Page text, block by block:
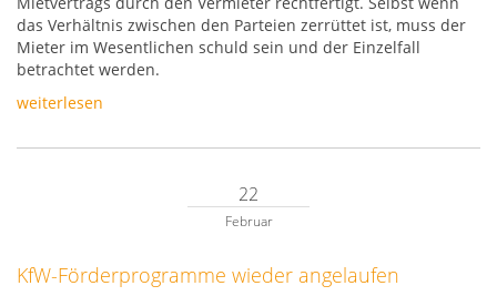
das Verhältnis zwischen den Parteien zerrüttet ist, muss der
Mieter im Wesentlichen schuld sein und der Einzelfall
betrachtet werden.
weiterlesen
22
Februar
KfW-Förderprogramme wieder angelaufen